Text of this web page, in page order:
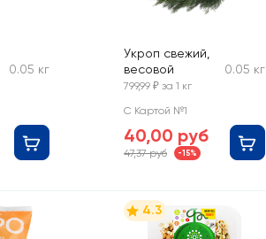
0.05 кг
Укроп свежий,
весовой
0.05 кг
799,99 ₽ за 1 кг
С Картой №1
40,00 руб
47,37 руб -15%
4.3